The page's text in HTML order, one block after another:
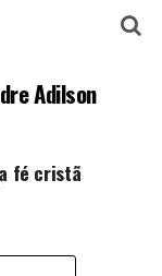
Adilson
fé cristã